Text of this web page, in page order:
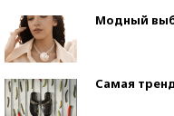
Модный
Самая